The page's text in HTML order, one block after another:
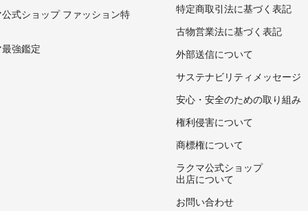
式ショップ ファッション特
強鑑定
特定商取引法に基づく表記
古物営業法に基づく表記
外部送信について
サステナビリティメッセージ
安心・安全のための取り組み
権利侵害について
商標権について
ラクマ公式ショップ
出店について
お問い合わせ